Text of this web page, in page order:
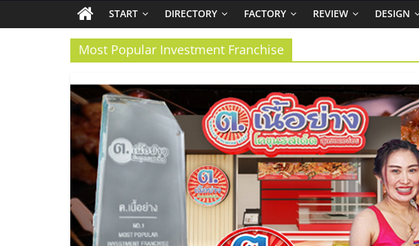
สัมมนาลงทุน แฟรนไชส์ยอนนี่
ThaiFranchise Meet Up จับคู่แฟรน
ไชส์ ครั้งที่ 8
ข้อมูล
ธุรกิจ
SME
แห่ง
ประเทศไทย,
ThaiSMEsCenter,
START DIRECTORY FACTORY REVIEW DESIGN
Most Popular Investment Franchise